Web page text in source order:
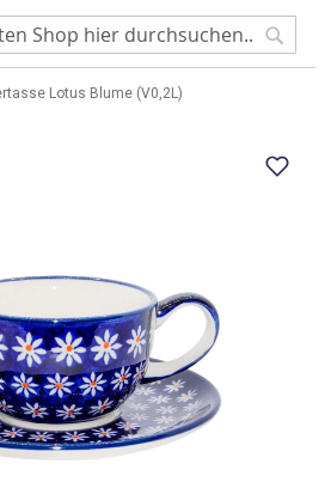
Lotus Blume (V0,2L)